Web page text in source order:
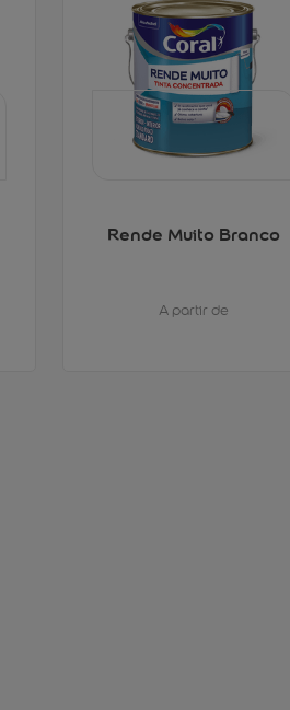
Rende Muito Branco
A partir de